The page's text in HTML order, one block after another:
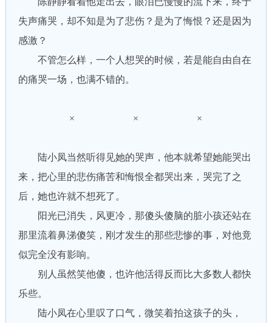
失声痛哭，却不知是为了悲伤？是为了悔恨？还是因为
感激？
不管怎么样，一个人想哭的时候，若是能自由自在
的痛哭一场，也满不错的。
× × ×
陆小凤当然听得见她的哭声，他本就希望她能哭出
来，把心里的悲伤痛苦和悔恨全都哭出来，哭完了之
后，她也许就不想死了。
阳光已消失，风更冷，那傻头傻脑的脏小孩还站在
那里流着鼻涕傻笑，刚才发生的那些悲惨的事，对他竟
似完全没有影响。
别人虽然笑他傻，也许他活得反而比大多数人都快
乐些。
陆小凤在心里叹了口气，微笑着拍这孩子的头，